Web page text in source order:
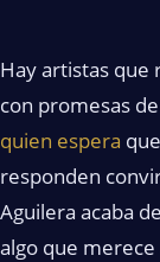
Hay artistas que
con promesas
quien espera
responden
Aguilera acaba
algo que